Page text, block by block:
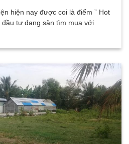
hiện nay được coi là điểm ” Hot
đầu tư đang săn tìm mua với